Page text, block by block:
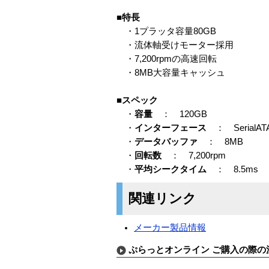
■特長
・1プラッタ容量80GB
・流体軸受けモーター採用
・7,200rpmの高速回転
・8MB大容量キャッシュ
■スペック
・ 容量 ： 120GB
・ インターフェース ：
・ データバッファ ： 8MB
・ 回転数 ： 7,200rpm
・ 平均シークタイム ： 8.5ms
関連リンク
メーカー製品情報
ぷらっとオンライン ご購入の際の